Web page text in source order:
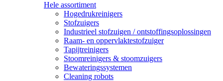
Hele assortiment
Hogedrukreinigers
Stofzuigers
Industrieel stofzuigen / ontstoffingsoplossingen
Raam- en oppervlaktestofzuiger
Tapijtreinigers
Stoomreinigers & stoomzuigers
Bewateringssystemen
Cleaning robots